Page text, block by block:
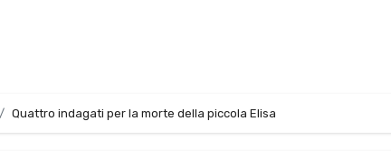
Quattro indagati per la morte della piccola Elisa